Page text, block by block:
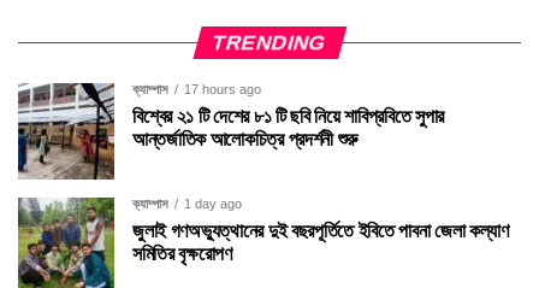
TRENDING
ক্যাম্পাস 17 hours ago
বিশ্বের ২১ টি দেশের ৮১ টি ছবি নিয়ে শাবিপ্রবিতে সুপার
আন্তর্জাতিক আলোকচিত্র প্রদর্শনী শুরু
ক্যাম্পাস 1 day ago
জুলাই গণঅভ্যুত্থানের দুই বছরপূর্তিতে ইবিতে পাবনা জেলা কল্যাণ
সমিতির বৃক্ষরোপণ